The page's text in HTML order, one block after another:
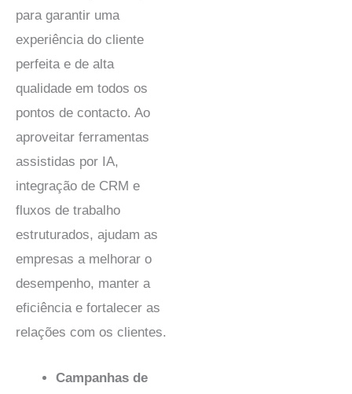
para garantir uma
experiência do cliente
perfeita e de alta
qualidade em todos os
pontos de contacto. Ao
aproveitar ferramentas
assistidas por IA,
integração de CRM e
fluxos de trabalho
estruturados, ajudam as
empresas a melhorar o
desempenho, manter a
eficiência e fortalecer as
relações com os clientes.
Campanhas de